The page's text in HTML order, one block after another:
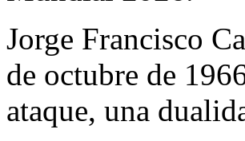
Jorge Francisco
de octubre de
ataque, una